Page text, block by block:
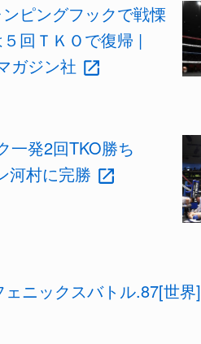
ピングフックで戦慄
回ＴＫＯで復帰 |
ガジン社
一発2回TKO勝ち
河村に完勝
ェニックスバトル.87[世界]